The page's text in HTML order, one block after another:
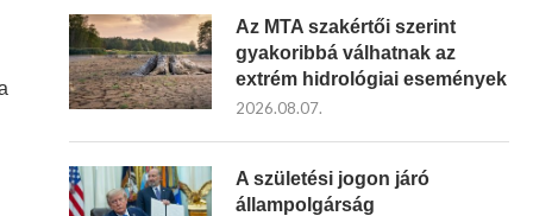
Az MTA szakértői szerint
gyakoribbá válhatnak az
extrém hidrológiai események
2026.08.07.
A születési jogon járó
állampolgárság